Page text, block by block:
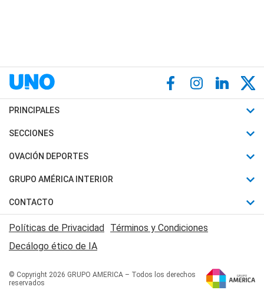
PRINCIPALES
Últimas Noticias
Política
Judiciales
Economia
SECCIONES
Horóscopo
Motores
Trucos caseros
Series y Películas
Edictos y Solicitadas
OVACIÓN DEPORTES
Fútbol
Mundial
Automovilismo
Rugby
Básquet
GRUPO AMÉRICA INTERIOR
Canal 7 en Vivo
San Juan 8
CONTACTO
Acerca de Nosotros
Contactanos
Políticas de Privacidad Términos y Condiciones
Decálogo ético de IA
© Copyright 2026 GRUPO AMERICA – Todos los derechos
reservados